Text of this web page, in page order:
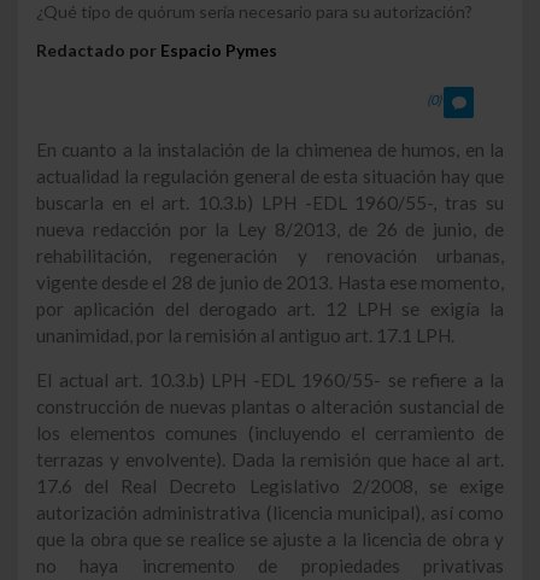
¿Qué tipo de quórum sería necesario para su autorización?
Redactado por Espacio Pymes
(0)
En cuanto a la instalación de la chimenea de humos, en la
actualidad la regulación general de esta situación hay que
buscarla en el art. 10.3.b) LPH -EDL 1960/55-, tras su
nueva redacción por la Ley 8/2013, de 26 de junio, de
rehabilitación, regeneración y renovación urbanas,
vigente desde el 28 de junio de 2013. Hasta ese momento,
por aplicación del derogado art. 12 LPH se exigía la
unanimidad, por la remisión al antiguo art. 17.1 LPH.
El actual art. 10.3.b) LPH -EDL 1960/55- se refiere a la
construcción de nuevas plantas o alteración sustancial de
los elementos comunes (incluyendo el cerramiento de
terrazas y envolvente). Dada la remisión que hace al art.
17.6 del Real Decreto Legislativo 2/2008, se exige
autorización administrativa (licencia municipal), así como
que la obra que se realice se ajuste a la licencia de obra y
no haya incremento de propiedades privativas